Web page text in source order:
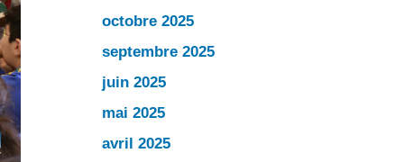
octobre 2025
septembre 2025
juin 2025
mai 2025
avril 2025